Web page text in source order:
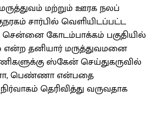
மற்றும் ஊரக நலப்
சார்பில் வெளியிடப்பட்ட
சென்னை கோடம்பாக்கம் பகுதியில்
தனியார் மருத்துவமனை
ஸ்கேன் செய்துகருவில்
பெண்ணா என்பதை
தெரிவித்து வருவதாக